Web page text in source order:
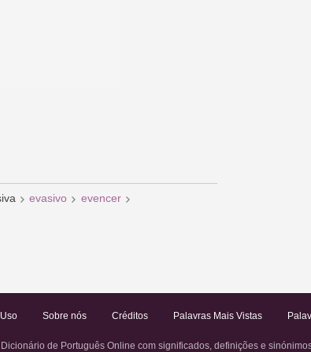
evasivo evencer
Sobre nós Créditos Palavras Mais Vistas
Dicionário de Português Online com significados, definições e